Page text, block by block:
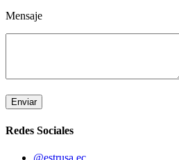
Mensaje
Enviar
Redes Sociales
@estrusa.ec